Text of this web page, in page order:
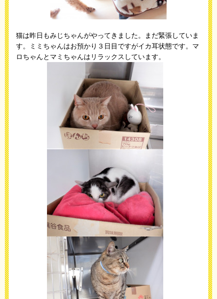
猫は昨日もみじちゃんがやってきました。まだ緊張していま
す。ミミちゃんはお預かり３日目ですがイカ耳状態です。マ
ロちゃんとマミちゃんはリラックスしています。